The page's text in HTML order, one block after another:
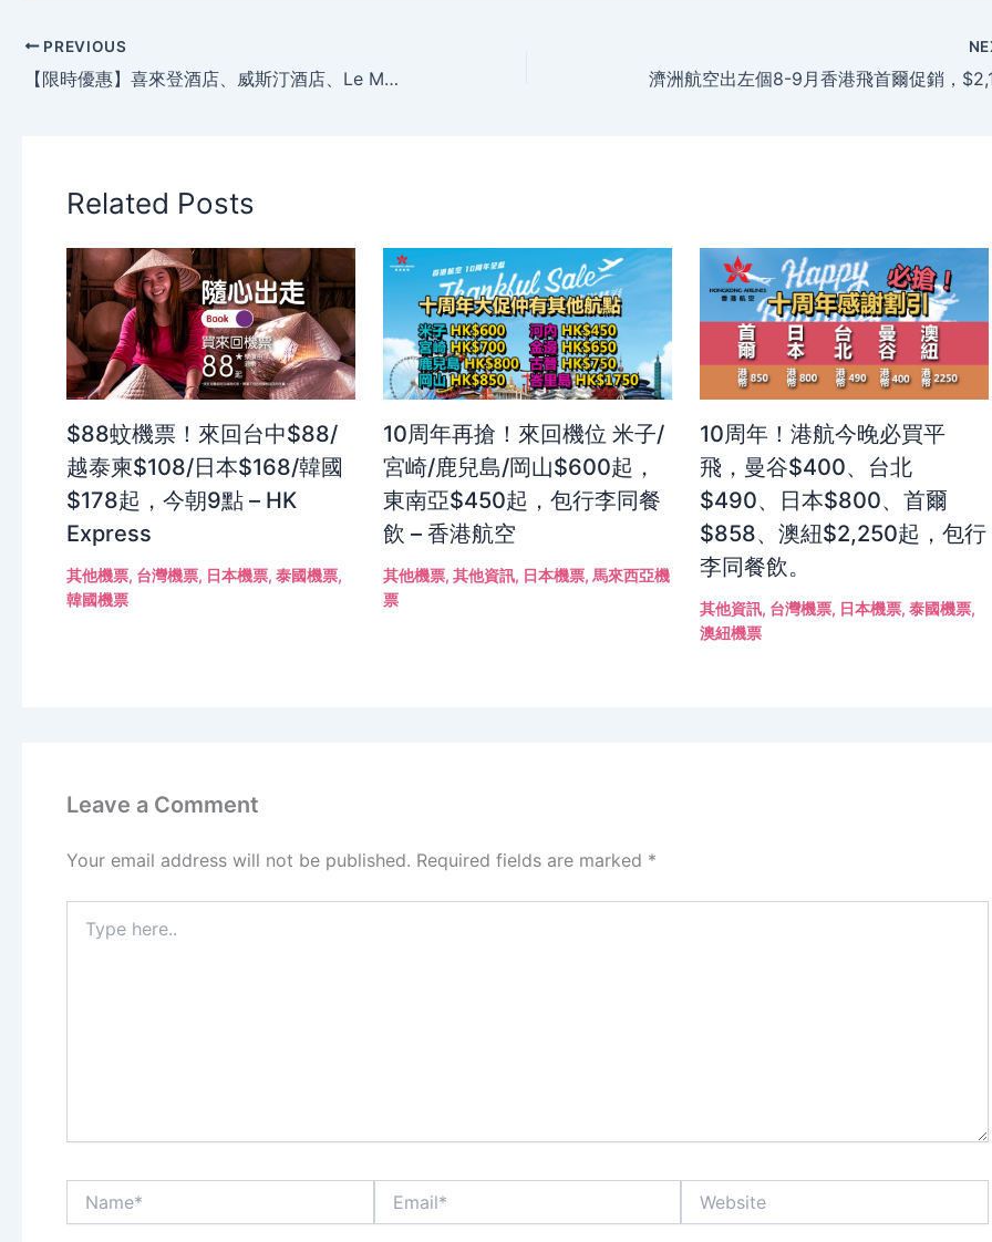
PREVIOUS
【限時優惠】喜來登酒店、威斯汀酒店、Le Méridien艾美酒店、W Hotel 、St.Regis瑞吉酒店等Starwood其下酒店，低至5折
Related Posts
$88蚊機票！來回台中$88/
越泰柬$108/日本$168/韓國
$178起，今朝9點 – HK
Express
其他機票, 台灣機票, 日本機票, 泰國機票,
韓國機票
10周年再搶！來回機位 米子/
宮崎/鹿兒島/岡山$600起，
東南亞$450起，包行李同餐
飲 – 香港航空
其他機票, 其他資訊, 日本機票, 馬來西亞機
票
10周年！港航今晚必買平
飛，曼谷$400、台北
$490、日本$800、首爾
$858、澳紐$2,250起，包行
李同餐飲。
其他資訊, 台灣機票, 日本機票, 泰國機票,
澳紐機票
Leave a Comment
Your email address will not be published. Required fields are marked *
here..